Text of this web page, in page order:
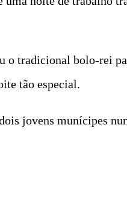
tradicional bolo-rei
tão especial.
jovens munícipes